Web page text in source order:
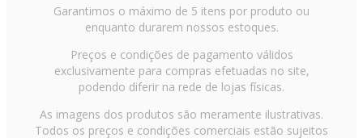
Garantimos o máximo de 5 itens por produto ou
enquanto durarem nossos estoques.
Preços e condições de pagamento válidos
exclusivamente para compras efetuadas no site,
podendo diferir na rede de lojas físicas.
As imagens dos produtos são meramente ilustrativas.
Todos os preços e condições comerciais estão sujeitos